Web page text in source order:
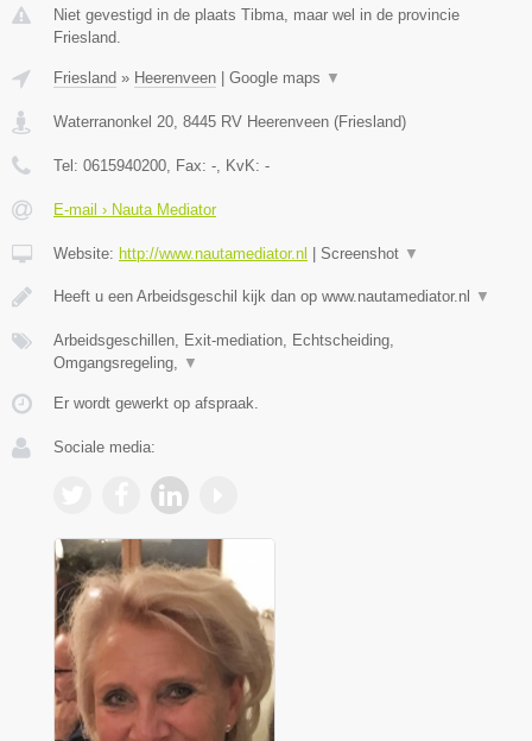
Niet gevestigd in de plaats Tibma, maar wel in de provincie
Friesland.
Friesland » Heerenveen Google maps ▼
Waterranonkel 20 8445 RV Heerenveen (Friesland)
Tel: 0615940200 , Fax: - , KvK: -
E-mail › Nauta Mediator
Website: http://www.nautamediator.nl Screenshot ▼
Heeft u een Arbeidsgeschil kijk dan op www.nautamediator.nl ▼
Arbeidsgeschillen, Exit-mediation, Echtscheiding,
Omgangsregeling,
▼
Er wordt gewerkt op afspraak.
Sociale media: